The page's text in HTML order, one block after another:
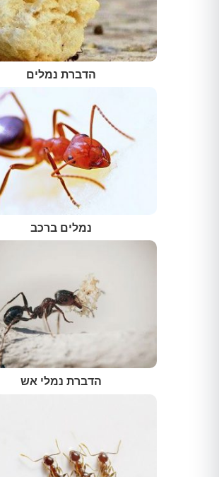
הדברת נמלים
נמלים ברכב
הדברת נמלי אש